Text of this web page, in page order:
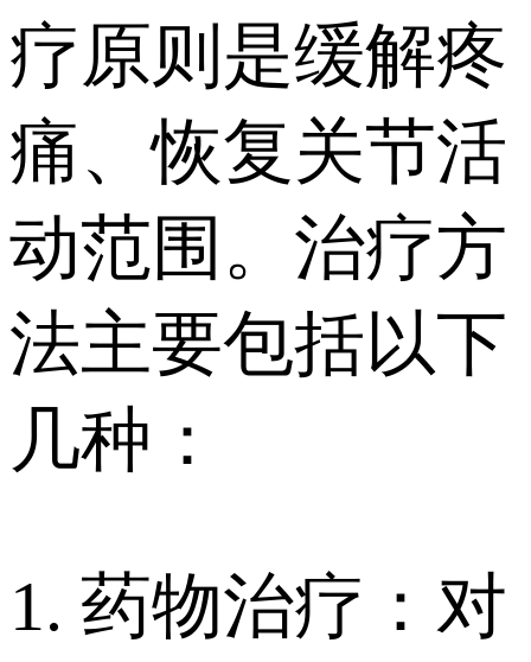
疗原则是缓解疼
痛、恢复关节活
动范围。治疗方
法主要包括以下
几种：
1. 药物治疗：对